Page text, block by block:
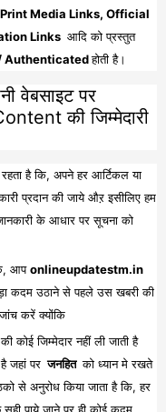
Media Links, Official
Links आदि को प्रस्तुत
/ Authenticatedहोती है।
वेबसाइट पर
की जिम्मेदारी
रहता है कि, अपने हर आर्टिकल या
प्रदान की जाये औऱ इसीलिए हम
के आधार पर सूचना को
आपonlineupdatestm.in
कदम उठाने से पहले उस खबरी की
करें क्योंकि
कोई जिम्मेदार नहीं ली जाती है
है जहां पर जनहित को ध्यान मे रखते
से अनुरोध किया जाता है कि, हर